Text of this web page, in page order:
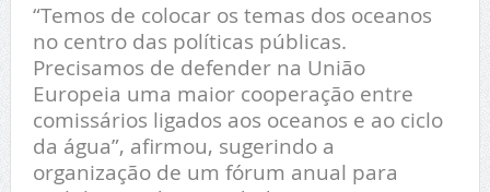
“Temos de colocar os temas dos oceanos
no centro das políticas públicas.
Precisamos de defender na União
Europeia uma maior cooperação entre
comissários ligados aos oceanos e ao ciclo
da água”, afirmou, sugerindo a
organização de um fórum anual para